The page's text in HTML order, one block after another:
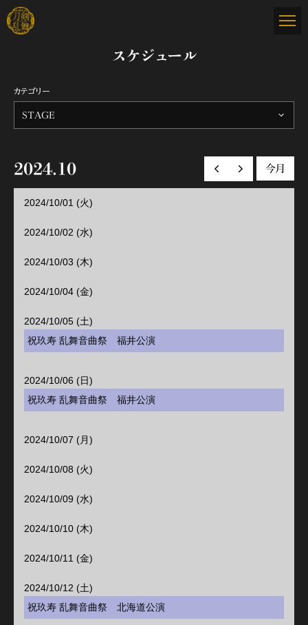
スケジュール
カテゴリー
STAGE
2024.10
前の月へ次の月へ
今月
2024/10/01 (火)
2024/10/02 (水)
2024/10/03 (木)
2024/10/04 (金)
2024/10/05 (土)
祝玖寿 乱舞音曲祭 福井公演
2024/10/06 (日)
祝玖寿 乱舞音曲祭 福井公演
2024/10/07 (月)
2024/10/08 (火)
2024/10/09 (水)
2024/10/10 (木)
2024/10/11 (金)
2024/10/12 (土)
祝玖寿 乱舞音曲祭 北海道公演